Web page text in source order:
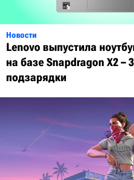
Новости
Lenovo выпустила
на базе Snapdragon X2 –
подзарядки